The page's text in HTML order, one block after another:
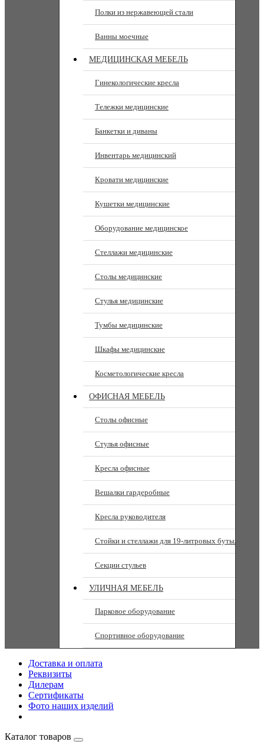
Полки из нержавеющей стали
Ванны моечные
МЕДИЦИНСКАЯ МЕБЕЛЬ
Гинекологические кресла
Тележки медицинские
Банкетки и диваны
Инвентарь медицинский
Кровати медицинские
Кушетки медицинские
Оборудование медицинское
Стеллажи медицинские
Столы медицинские
Стулья медицинские
Тумбы медицинские
Шкафы медицинские
Косметологические кресла
ОФИСНАЯ МЕБЕЛЬ
Столы офисные
Стулья офисные
Кресла офисные
Вешалки гардеробные
Кресла руководителя
Стойки и стеллажи для 19-литровых бутылей
Секции стульев
УЛИЧНАЯ МЕБЕЛЬ
Парковое оборудование
Спортивное оборудование
Доставка и оплата
Реквизиты
Дилерам
Сертификаты
Фото наших изделий
Каталог товаров